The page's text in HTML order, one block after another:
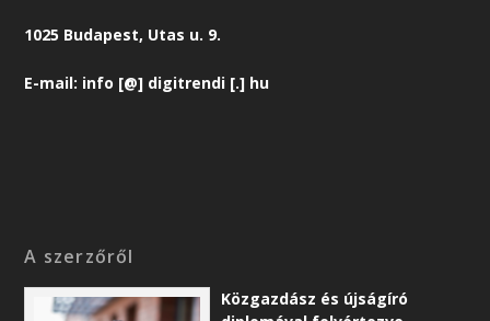
1025 Budapest, Utas u. 9.
E-mail: info [@] digitrendi [.] hu
A szerzőről
Közgazdász és újságíró